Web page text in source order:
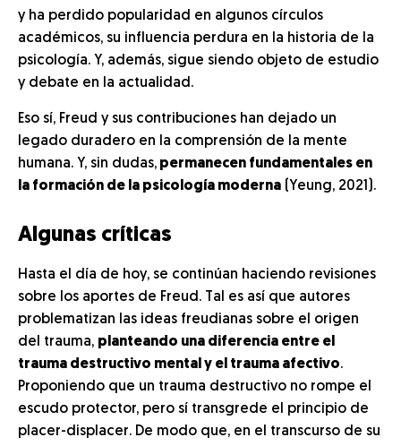
y ha perdido popularidad en algunos círculos
académicos, su influencia perdura en la historia de la
psicología. Y, además, sigue siendo objeto de estudio
y debate en la actualidad.
Eso sí, Freud y sus contribuciones han dejado un
legado duradero en la comprensión de la mente
humana. Y, sin dudas, permanecen fundamentales en
la formación de la psicología moderna (Yeung, 2021).
Algunas críticas
Hasta el día de hoy, se continúan haciendo revisiones
sobre los aportes de Freud. Tal es así que autores
problematizan las ideas freudianas sobre el origen
del trauma, planteando una diferencia entre el
trauma destructivo mental y el trauma afectivo.
Proponiendo que un trauma destructivo no rompe el
escudo protector, pero sí transgrede el principio de
placer-displacer. De modo que, en el transcurso de su